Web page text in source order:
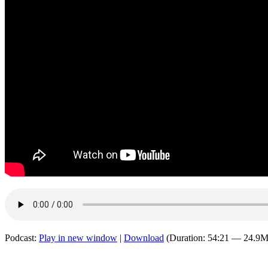
Podcast: Play in new window | Download (Duration: 54:21 —